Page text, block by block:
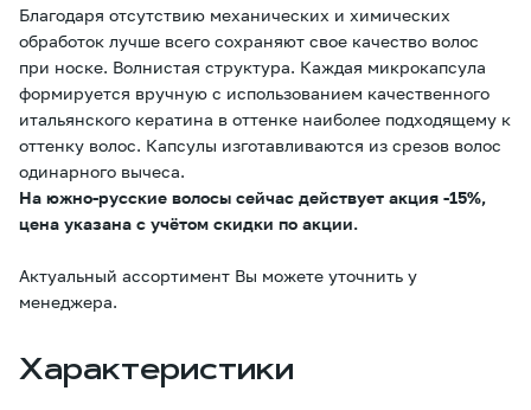
Благодаря отсутствию механических и химических
обработок лучше всего сохраняют свое качество волос
при носке. Волнистая структура. Каждая микрокапсула
формируется вручную с использованием качественного
итальянского кератина в оттенке наиболее подходящему к
оттенку волос. Капсулы изготавливаются из срезов волос
одинарного вычеса.
На южно-русские волосы сейчас действует акция -15%,
цена указана с учётом скидки по акции.
Актуальный ассортимент Вы можете уточнить у
менеджера.
Характеристики